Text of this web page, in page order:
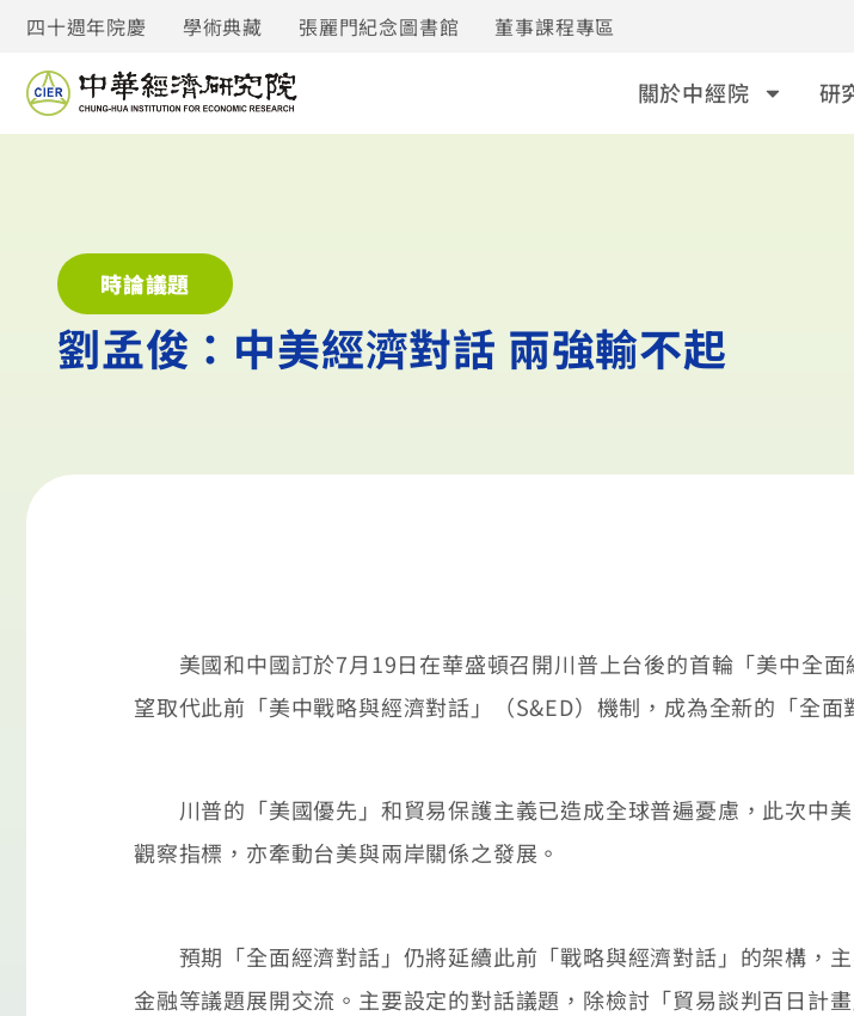
四十週年院慶 學術典藏 張麗門紀念圖書館 董事課程專區
關於中經院 研
時論議題
劉孟俊：中美經濟對話 兩強輸不起
美國和中國訂於7月19日在華盛頓召開川普上台後的首輪「美中全面
望取代此前「美中戰略與經濟對話」（S&ED）機制，成為全新的「全面
川普的「美國優先」和貿易保護主義已造成全球普遍憂慮，此次中
觀察指標，亦牽動台美與兩岸關係之發展。
預期「全面經濟對話」仍將延續此前「戰略與經濟對話」的架構，
金融等議題展開交流。主要設定的對話議題，除檢討「貿易談判百日計